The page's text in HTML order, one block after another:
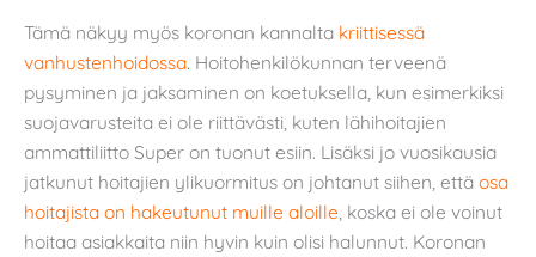
Tämä näkyy myös koronan kannalta kriittisessä
vanhustenhoidossa. Hoitohenkilökunnan terveenä
pysyminen ja jaksaminen on koetuksella, kun esimerkiksi
suojavarusteita ei ole riittävästi, kuten lähihoitajien
ammattiliitto Super on tuonut esiin. Lisäksi jo vuosikausia
jatkunut hoitajien ylikuormitus on johtanut siihen, että osa
hoitajista on hakeutunut muille aloille , koska ei ole voinut
hoitaa asiakkaita niin hyvin kuin olisi halunnut. Koronan